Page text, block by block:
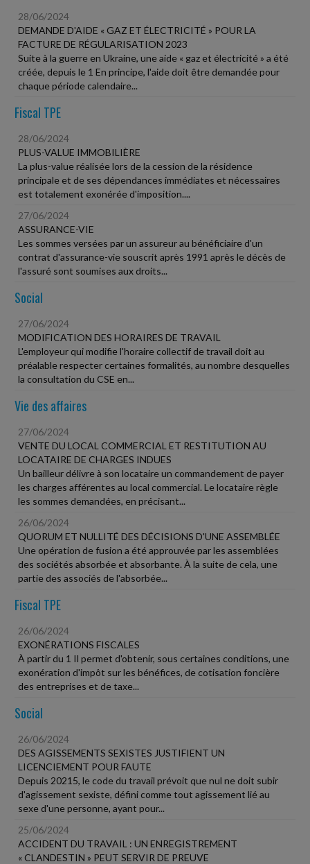
28/06/2024
DEMANDE D'AIDE « GAZ ET ÉLECTRICITÉ » POUR LA
FACTURE DE RÉGULARISATION 2023
Suite à la guerre en Ukraine, une aide « gaz et électricité » a été
créée, depuis le 1 En principe, l'aide doit être demandée pour
chaque période calendaire...
Fiscal TPE
28/06/2024
PLUS-VALUE IMMOBILIÈRE
La plus-value réalisée lors de la cession de la résidence
principale et de ses dépendances immédiates et nécessaires
est totalement exonérée d'imposition....
27/06/2024
ASSURANCE-VIE
Les sommes versées par un assureur au bénéficiaire d'un
contrat d'assurance-vie souscrit après 1991 après le décès de
l'assuré sont soumises aux droits...
Social
27/06/2024
MODIFICATION DES HORAIRES DE TRAVAIL
L'employeur qui modifie l'horaire collectif de travail doit au
préalable respecter certaines formalités, au nombre desquelles
la consultation du CSE en...
Vie des affaires
27/06/2024
VENTE DU LOCAL COMMERCIAL ET RESTITUTION AU
LOCATAIRE DE CHARGES INDUES
Un bailleur délivre à son locataire un commandement de payer
les charges afférentes au local commercial. Le locataire règle
les sommes demandées, en précisant...
26/06/2024
QUORUM ET NULLITÉ DES DÉCISIONS D'UNE ASSEMBLÉE
Une opération de fusion a été approuvée par les assemblées
des sociétés absorbée et absorbante. À la suite de cela, une
partie des associés de l'absorbée...
Fiscal TPE
26/06/2024
EXONÉRATIONS FISCALES
À partir du 1 Il permet d'obtenir, sous certaines conditions, une
exonération d'impôt sur les bénéfices, de cotisation foncière
des entreprises et de taxe...
Social
26/06/2024
DES AGISSEMENTS SEXISTES JUSTIFIENT UN
LICENCIEMENT POUR FAUTE
Depuis 20215, le code du travail prévoit que nul ne doit subir
d'agissement sexiste, défini comme tout agissement lié au
sexe d'une personne, ayant pour...
25/06/2024
ACCIDENT DU TRAVAIL : UN ENREGISTREMENT
« CLANDESTIN » PEUT SERVIR DE PREUVE